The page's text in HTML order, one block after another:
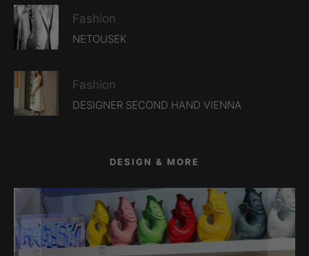
Fashion
NETOUSEK
Fashion
DESIGNER SECOND HAND VIENNA
DESIGN & MORE